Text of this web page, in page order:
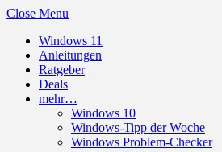
Close Menu
Windows 11
Anleitungen
Ratgeber
Deals
mehr…
Windows 10
Windows-Tipp der Woche
Windows Problem-Checker